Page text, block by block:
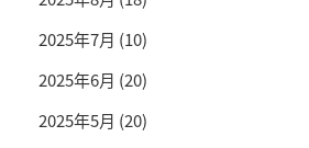
2025年7月 (10)
2025年6月 (20)
2025年5月 (20)